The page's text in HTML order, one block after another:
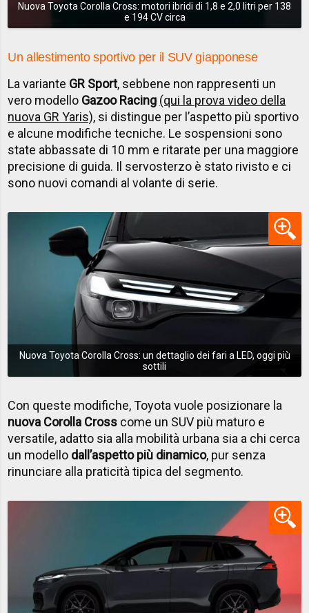
Nuova Toyota Corolla Cross: motori ibridi di 1,8 e 2,0 litri per 138
e 194 CV circa
Un allestimento sportivo per il SUV giapponese
La variante GR Sport, sebbene non rappresenti un
vero modello Gazoo Racing (qui la prova video della
nuova GR Yaris), si distingue per l’aspetto più sportivo
e alcune modifiche tecniche. Le sospensioni sono
state abbassate di 10 mm e ritarate per una maggiore
precisione di guida. Il servosterzo è stato rivisto e ci
sono nuovi comandi al volante di serie.
Nuova Toyota Corolla Cross: un dettaglio dei fari a LED, oggi più
sottili
Con queste modifiche, Toyota vuole posizionare la
nuova Corolla Cross come un SUV più maturo e
versatile, adatto sia alla mobilità urbana sia a chi cerca
un modello dall’aspetto più dinamico, pur senza
rinunciare alla praticità tipica del segmento.